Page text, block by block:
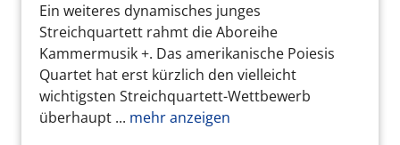
Ein weiteres dynamisches junges
Streichquartett rahmt die Aboreihe
Kammermusik +. Das amerikanische Poiesis
Quartet hat erst kürzlich den vielleicht
wichtigsten Streichquartett-Wettbewerb
überhaupt ... mehr anzeigen